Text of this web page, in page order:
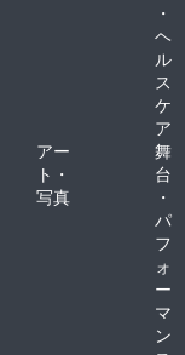
・
ヘ
ル
ス
ケ
ア
アー
ト・
写真
舞
台
・
パ
フ
ォ
ー
マ
ン